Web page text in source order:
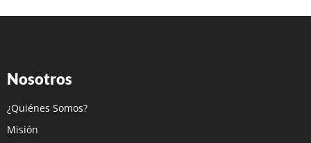
Nosotros
¿Quiénes Somos?
Misión